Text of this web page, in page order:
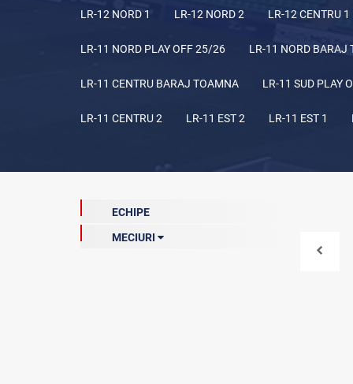
LR-12 NORD 1 LR-12 NORD 2 LR-12 CENTRU 1
LR-11 NORD PLAY OFF 25/26 LR-11 NORD BARAJ
LR-11 CENTRU BARAJ TOAMNA LR-11 SUD PLAY
LR-11 CENTRU 2 LR-11 EST 2 LR-11 EST 1
ECHIPE
MECIURI